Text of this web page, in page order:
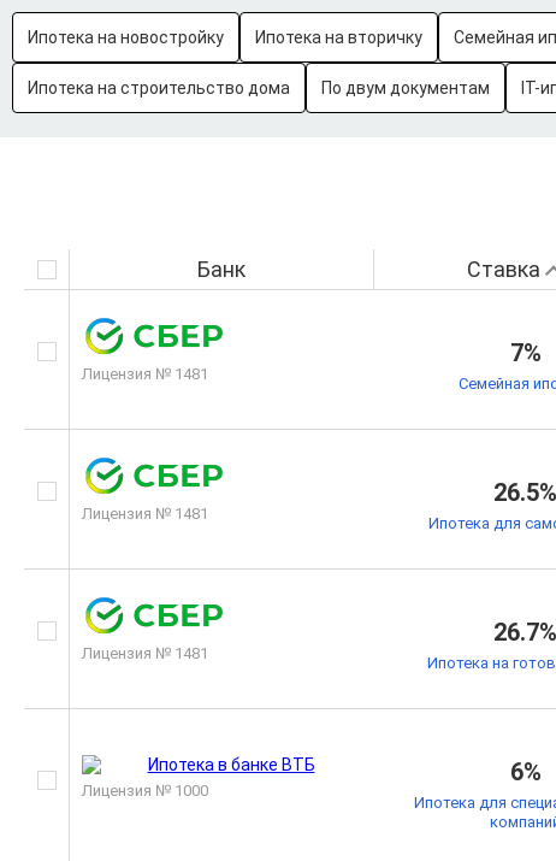
Ипотека на новостройку Ипотека на вторичку Семейная
Ипотека на строительство дома По двум документам IT-
Банк Ставка
Лицензия № 1481
7%
Семейная
Лицензия № 1481
26.5%
Ипотека для
Лицензия № 1481
26.7%
Ипотека на
Лицензия № 1000
6%
Ипотека для